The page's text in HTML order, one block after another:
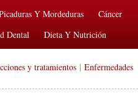
Y Mordeduras
Cáncer
Dental
Dieta Y Nutrición
Y Procedimientos
y tratamientos | Enfermedades